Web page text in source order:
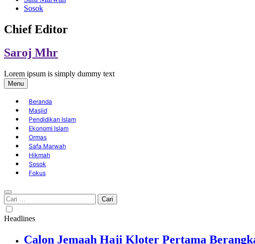
Sosok
Chief Editor
Saroj Mhr
Lorem ipsum is simply dummy text
Menu
Beranda
Masjid
Pendidikan Islam
Ekonomi Islam
Ormas
Safa Marwah
Hikmah
Sosok
Fokus
Cari
untuk:
Headlines
Calon Jemaah Haji Kloter Pertama